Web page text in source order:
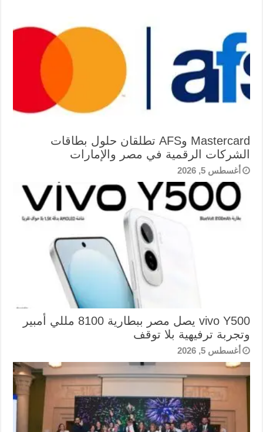
Mastercard وAFS تطلقان حلول بطاقات
الشركات الرقمية في مصر والإمارات
أغسطس 5, 2026
vivo Y500 يصل مصر ببطارية 8100 مللي أمبير
وتجربة ترفيهية بلا توقف
أغسطس 5, 2026